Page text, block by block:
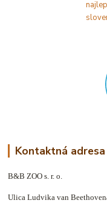
Kontaktná adresa
B&B ZOO s. r. o.
Ulica Ludvika van